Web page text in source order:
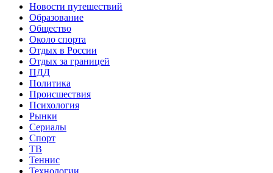
Новости путешествий
Образование
Общество
Около спорта
Отдых в России
Отдых за границей
ПДД
Политика
Происшествия
Психология
Рынки
Сериалы
Спорт
ТВ
Теннис
Технологии